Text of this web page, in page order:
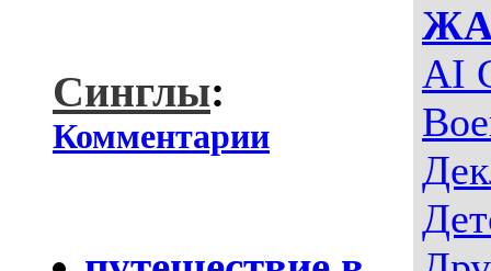
AI
Синглы:
Комментарии